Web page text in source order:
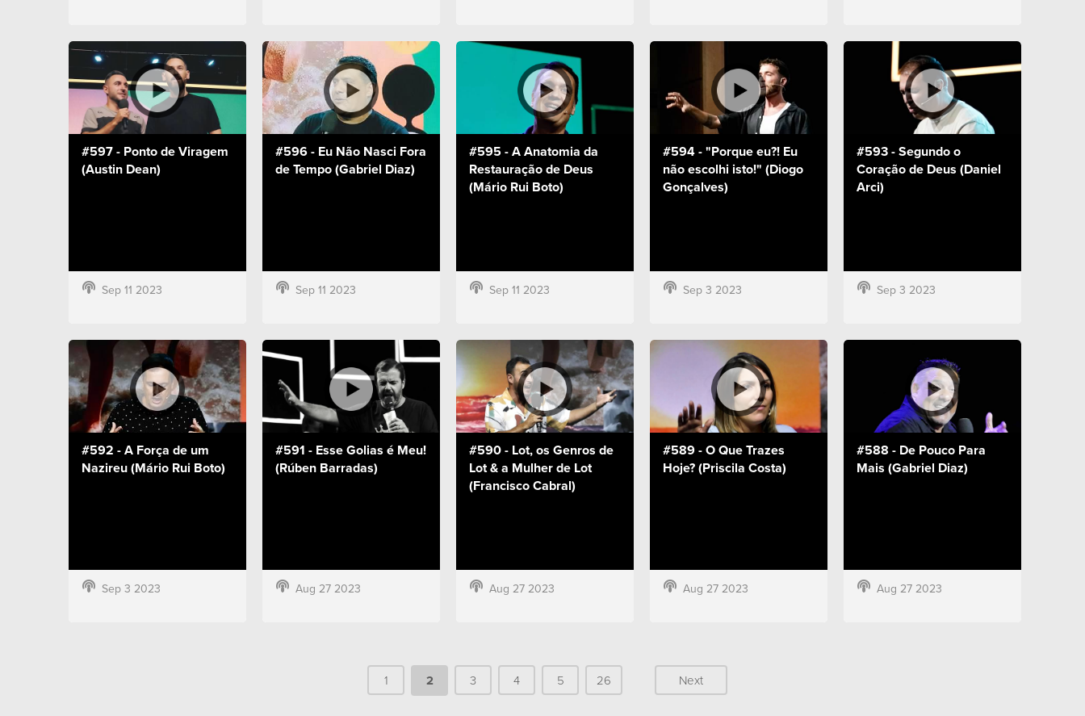
#597 - Ponto de Viragem
(Austin Dean)
Sep 11 2023
#596 - Eu Não Nasci Fora
de Tempo (Gabriel Diaz)
Sep 11 2023
#595 - A Anatomia da
Restauração de Deus
(Mário Rui Boto)
Sep 11 2023
#594 - "Porque eu?! Eu
não escolhi isto!" (Diogo
Gonçalves)
Sep 3 2023
#593 - Segundo o
Coração de Deus (Daniel
Arci)
Sep 3 2023
#592 - A Força de um
Nazireu (Mário Rui Boto)
Sep 3 2023
#591 - Esse Golias é Meu!
(Rúben Barradas)
Aug 27 2023
#590 - Lot, os Genros de
Lot & a Mulher de Lot
(Francisco Cabral)
Aug 27 2023
#589 - O Que Trazes
Hoje? (Priscila Costa)
Aug 27 2023
#588 - De Pouco Para
Mais (Gabriel Diaz)
Aug 27 2023
1 2 3 4 5 26 Next